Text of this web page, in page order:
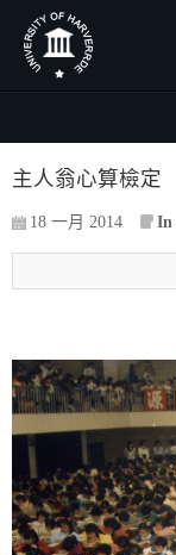
主人翁心算檢定
18 一月 2014 In